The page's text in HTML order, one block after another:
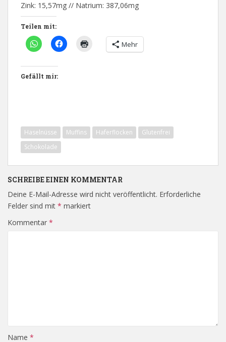
Zink: 15,57mg // Natrium: 387,06mg
Teilen mit:
Mehr
Gefällt mir:
Haselnüsse Muffins Haferflocken
Glutenfrei
Schokolade
SCHREIBE EINEN KOMMENTAR
Deine E-Mail-Adresse wird nicht veröffentlicht. Erforderliche
Felder sind mit * markiert
Kommentar *
Name *